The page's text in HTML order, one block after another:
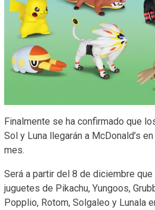
Finalmente se ha confirmado que
Sol y Luna llegarán a McDonald’s
mes.
Será a partir del 8 de diciembre
juguetes de Pikachu, Yungoos,
Popplio, Rotom, Solgaleo y Lunala